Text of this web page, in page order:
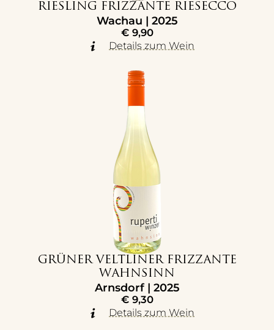
RIESLING FRIZZANTE RIESECCO
Wachau | 2025
€9,90
Details zum Wein
GRÜNER VELTLINER FRIZZANTE
WAHNSINN
Arnsdorf | 2025
€9,30
Details zum Wein